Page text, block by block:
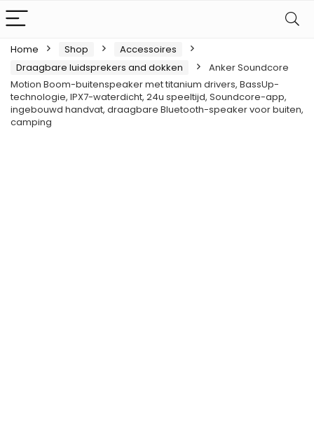
Home Shop
Accessoires
Draagbare luidsprekers and dokken
Anker Soundcore
Motion Boom-buitenspeaker met titanium drivers, BassUp-
technologie, IPX7-waterdicht, 24u speeltijd, Soundcore-app,
ingebouwd handvat, draagbare Bluetooth-speaker voor buiten,
camping